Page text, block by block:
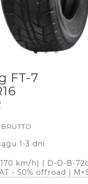
FT-7
BRUTTO
1-3 dni
km/h) | D-D-B-
- 50% offroad |